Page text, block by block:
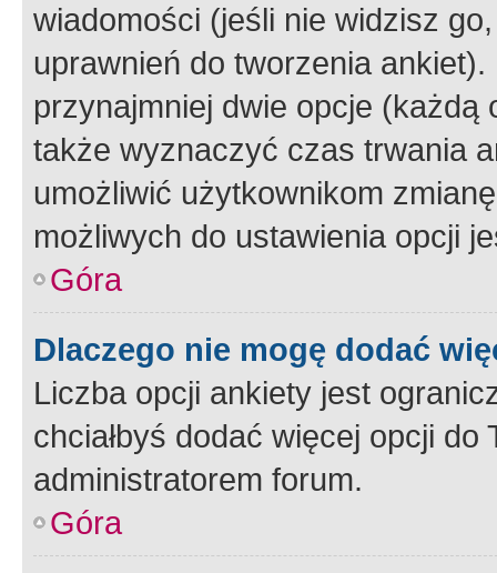
wiadomości (jeśli nie widzisz
uprawnień do tworzenia
przynajmniej dwie opcje
także wyznaczyć czas trwania
umożliwić użytkownikom
możliwych do ustawienia opcji
Góra
Dlaczego nie mogę dodać
Liczba opcji ankiety jest
chciałbyś dodać więcej opcji
administratorem forum.
Góra